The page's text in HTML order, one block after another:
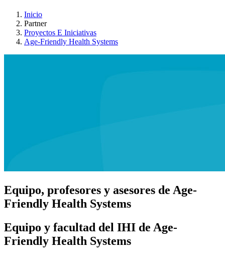
Inicio
Partner
Proyectos E Iniciativas
Age-Friendly Health Systems
Equipo, profesores y asesores de Age-
Friendly Health Systems
Equipo y facultad del IHI de Age-
Friendly Health Systems